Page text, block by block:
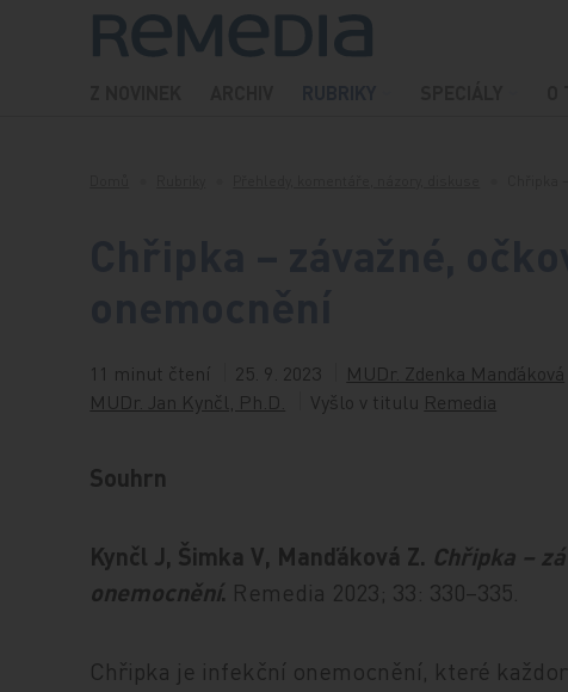
Přeskočit na obsah
11 minut čtení 25. 9. 2023 MUDr. Zdenka Manďáková
MUDr. Jan Kynčl, Ph.D.
Vyšlo v titulu Remedia
Souhrn
Kynčl J, Šimka V, Manďáková Z. Chřipka –
onemocnění. Remedia 2023; 33: 330–335.
Chřipka je infekční onemocnění, které